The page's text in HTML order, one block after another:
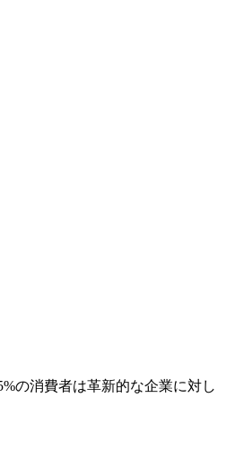
の消費者は革新的な企業に対し